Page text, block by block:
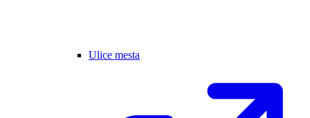
Ulice mesta